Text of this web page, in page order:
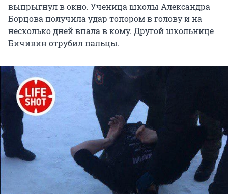
выпрыгнул в окно. Ученица школы Александра
Борцова получила удар топором в голову и на
несколько дней впала в кому. Другой школьнице
Бичивин отрубил пальцы.